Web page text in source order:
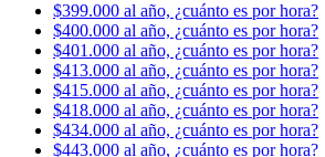
$399.000 al año, ¿cuánto es por hora?
$400.000 al año, ¿cuánto es por hora?
$401.000 al año, ¿cuánto es por hora?
$413.000 al año, ¿cuánto es por hora?
$415.000 al año, ¿cuánto es por hora?
$418.000 al año, ¿cuánto es por hora?
$434.000 al año, ¿cuánto es por hora?
$443.000 al año, ¿cuánto es por hora?